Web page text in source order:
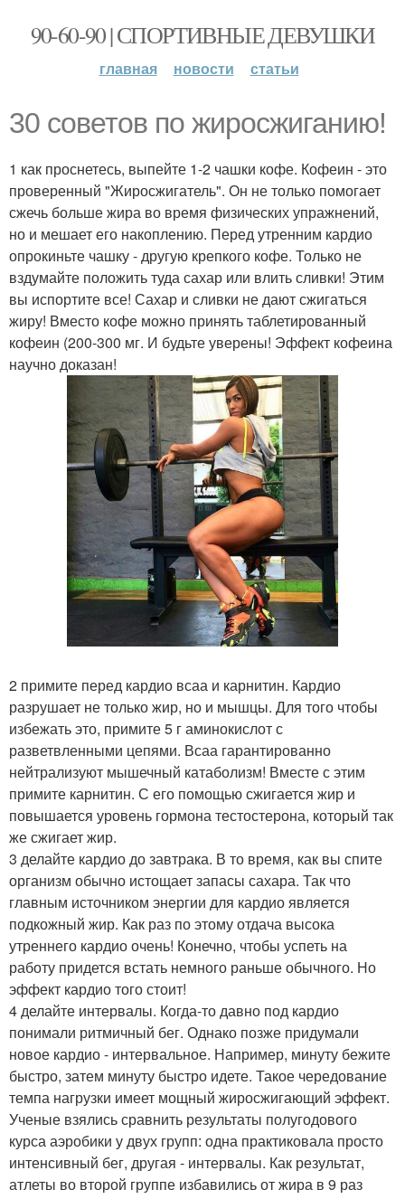
90-60-90 | СПОРТИВНЫЕ ДЕВУШКИ
главная новости статьи
30 советов по жиросжиганию!
1 как проснетесь, выпейте 1-2 чашки кофе. Кофеин - это
проверенный "Жиросжигатель". Он не только помогает
сжечь больше жира во время физических упражнений,
но и мешает его накоплению. Перед утренним кардио
опрокиньте чашку - другую крепкого кофе. Только не
вздумайте положить туда сахар или влить сливки! Этим
вы испортите все! Сахар и сливки не дают сжигаться
жиру! Вместо кофе можно принять таблетированный
кофеин (200-300 мг. И будьте уверены! Эффект кофеина
научно доказан!
2 примите перед кардио всаа и карнитин. Кардио
разрушает не только жир, но и мышцы. Для того чтобы
избежать это, примите 5 г аминокислот с
разветвленными цепями. Всаа гарантированно
нейтрализуют мышечный катаболизм! Вместе с этим
примите карнитин. С его помощью сжигается жир и
повышается уровень гормона тестостерона, который так
же сжигает жир.
3 делайте кардио до завтрака. В то время, как вы спите
организм обычно истощает запасы сахара. Так что
главным источником энергии для кардио является
подкожный жир. Как раз по этому отдача высока
утреннего кардио очень! Конечно, чтобы успеть на
работу придется встать немного раньше обычного. Но
эффект кардио того стоит!
4 делайте интервалы. Когда-то давно под кардио
понимали ритмичный бег. Однако позже придумали
новое кардио - интервальное. Например, минуту бежите
быстро, затем минуту быстро идете. Такое чередование
темпа нагрузки имеет мощный жиросжигающий эффект.
Ученые взялись сравнить результаты полугодового
курса аэробики у двух групп: одна практиковала просто
интенсивный бег, другая - интервалы. Как результат,
атлеты во второй группе избавились от жира в 9 раз